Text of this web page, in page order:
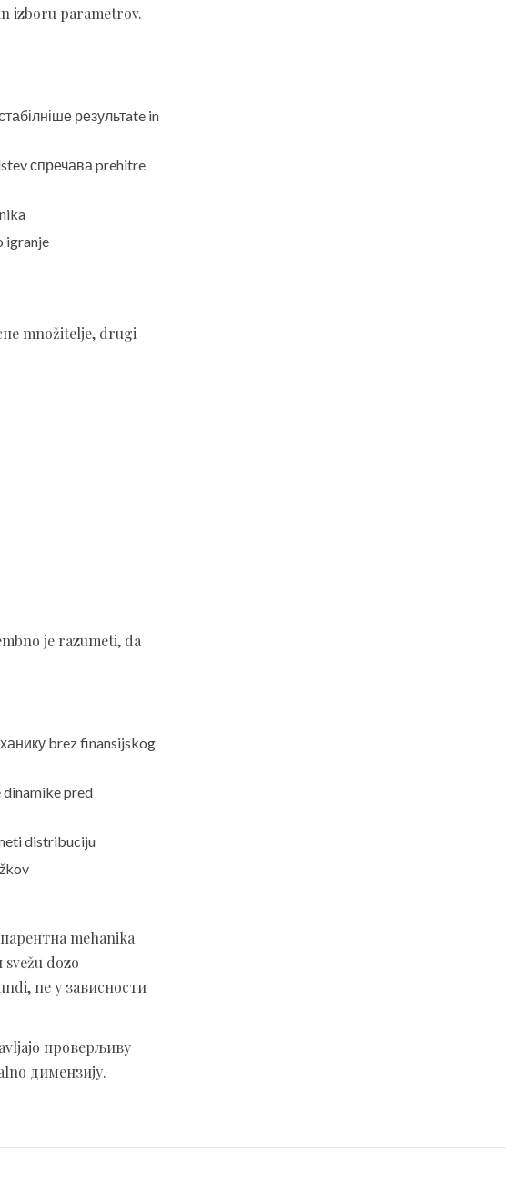
izboru parametrov.
результate in
спречава prehitre
igranje
množitelje, drugi
je razumeti, da
brez finansijskog
dinamike pred
distribuciju
mehanika
dozo
ne у зависности
проверљиву
димензију.